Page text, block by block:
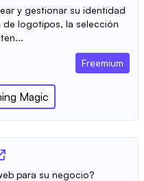
y gestionar su identidad
de logotipos, la selección
Freemium
Magic
para su negocio?